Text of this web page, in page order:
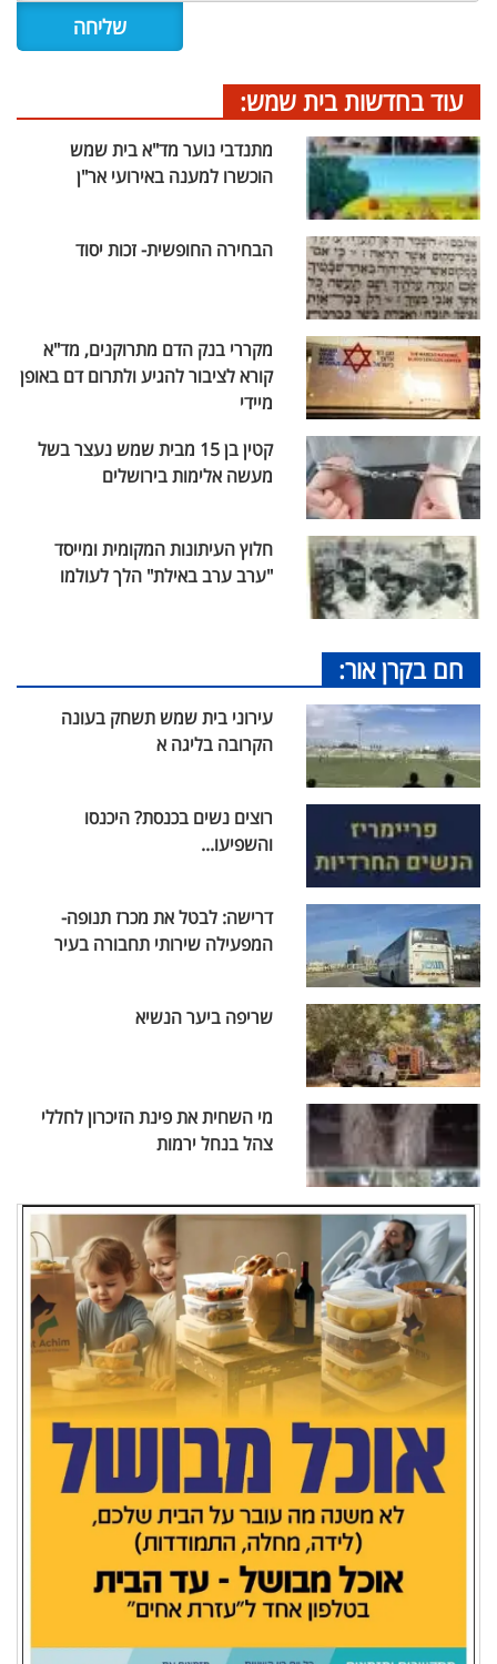
עוד בחדשות בית שמש:
מתנדבי נוער מד"א בית שמש
הוכשרו למענה באירועי אר"ן
הבחירה החופשית- זכות יסוד
מקררי בנק הדם מתרוקנים, מד"א
קורא לציבור להגיע ולתרום דם באופן
מיידי
קטין בן 15 מבית שמש נעצר בשל
מעשה אלימות בירושלים
חלוץ העיתונות המקומית ומייסד
"ערב ערב באילת" הלך לעולמו
חם בקרן אור:
עירוני בית שמש תשחק בעונה
הקרובה בליגה א
רוצים נשים בכנסת? היכנסו
והשפיעו...
דרישה: לבטל את מכרז תנופה-
המפעילה שירותי תחבורה בעיר
שריפה ביער הנשיא
מי השחית את פינת הזיכרון לחללי
צהל בנחל ירמות